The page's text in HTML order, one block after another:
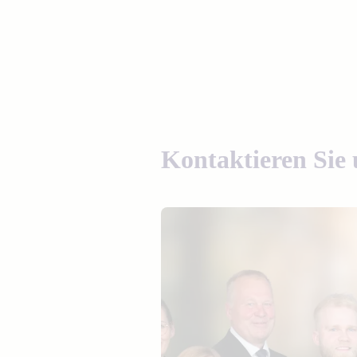
Kontaktieren Sie